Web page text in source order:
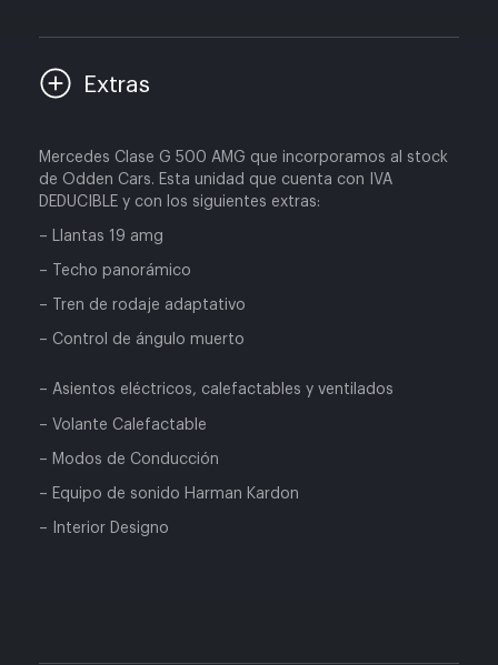
Extras
Mercedes Clase G 500 AMG que incorporamos al stock
de Odden Cars. Esta unidad que cuenta con IVA
DEDUCIBLE y con los siguientes extras:
– Llantas 19 amg
– Techo panorámico
– Tren de rodaje adaptativo
– Control de ángulo muerto
– Asientos eléctricos, calefactables y ventilados
– Volante Calefactable
– Modos de Conducción
– Equipo de sonido Harman Kardon
– Interior Designo